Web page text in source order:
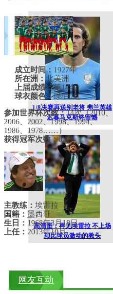
成立时间： 1927年
所在洲：北美洲
上届成绩：第14名
球衣颜色：绿/白/红
参加世界杯次数：14次（2010、
2006、2002、1998、1994、
1986、1978……）
获得冠军次数：0次
主教练： 埃雷拉
国籍： 墨西哥
生日： 1968年3月18日
上任： 2013年10月
1/8决赛再送别老将 弗兰英雄
迟暮马克斯终留憾
高清图：再见埃雷拉 不上场
却比球员激动的教头
网友互动